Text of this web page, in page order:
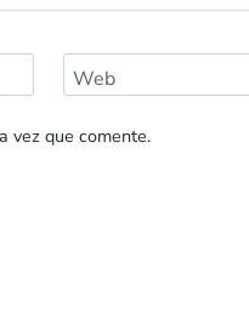
Web
vez que comente.